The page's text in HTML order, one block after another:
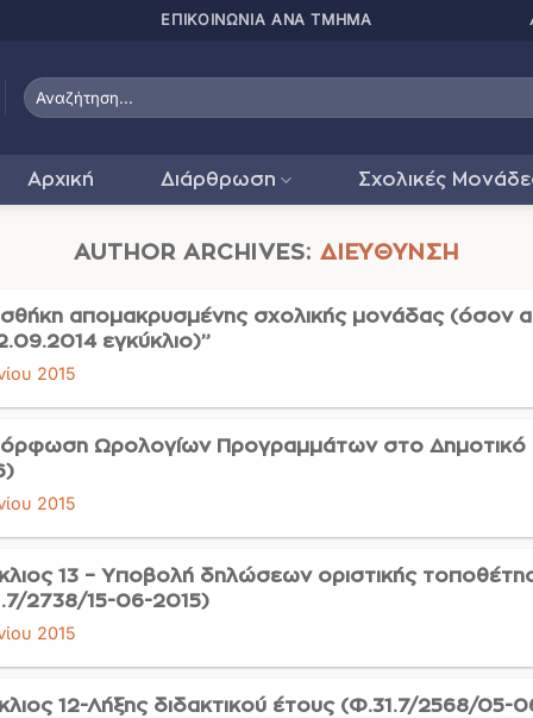
ΠΑΤΗΣΤΕ ΕΔΩ ΓΙΑ
Αρχική Διάρθρωση Σχολικές
AUTHOR ARCHIVES: ΔΙΕΎΘΥΝΣΗ
απομακρυσμένης σχολικής μονάδας (όσον
εγκύκλιο)”
2015
Ωρολογίων Προγραμμάτων στο
2015
13 – Υποβολή δηλώσεων οριστικής
2738/15-06-2015)
2015
12-Λήξης διδακτικού έτους (Φ.31.7/2568/05-